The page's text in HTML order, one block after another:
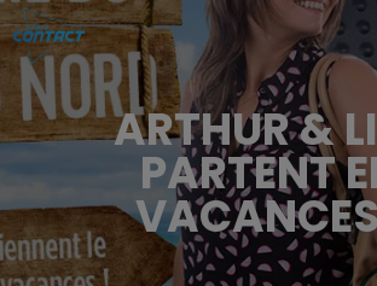
ARTHUR &
PARTENT